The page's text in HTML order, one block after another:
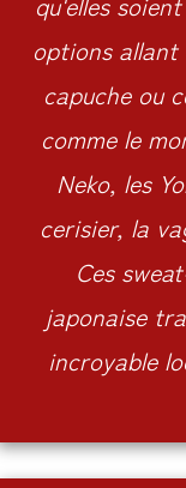
options allant
capuche ou
comme le
Neko, les
cerisier, la
Ces
japonaise
incroyable